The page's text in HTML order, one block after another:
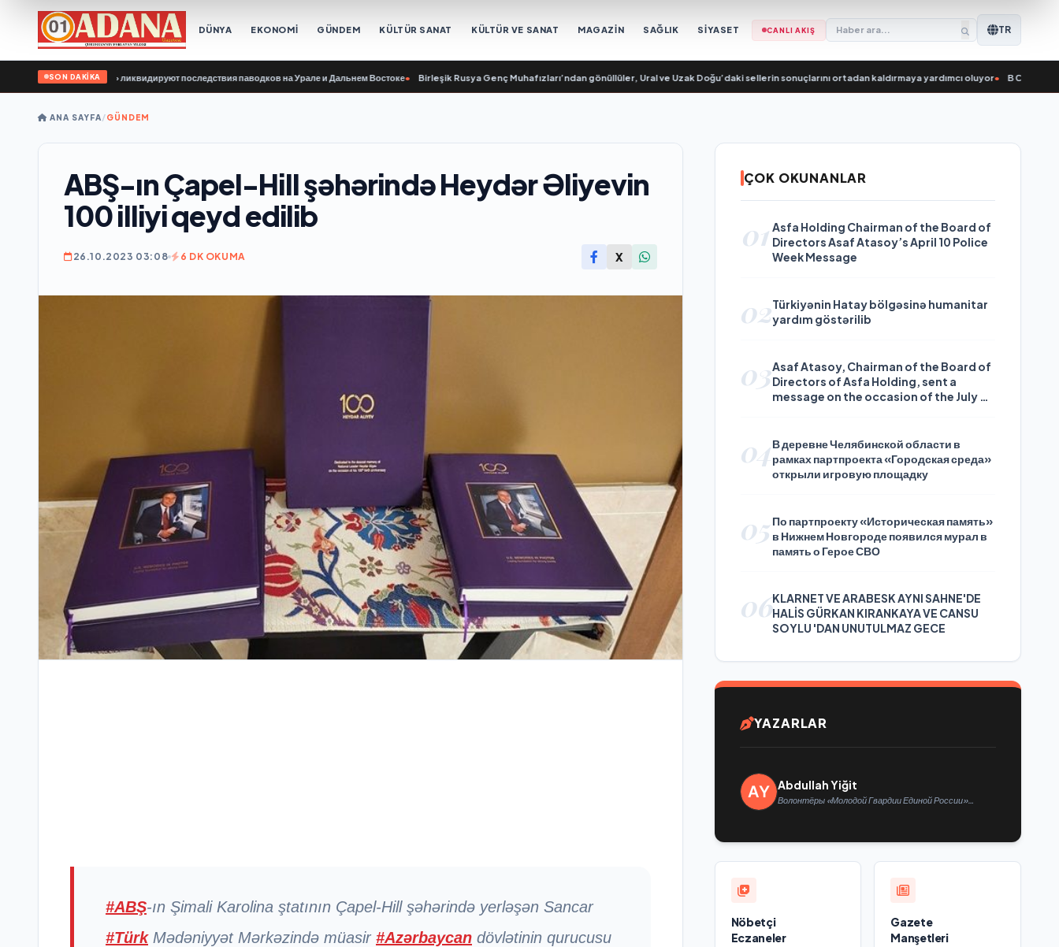
DÜNYA EKONOMİ GÜNDEM KÜLTÜR SANAT KÜLTÜR VE SANAT MAGAZİN SAĞLIK SİYASET CANLI AKIŞ TR
SON DAKİKA
Единой России» ликвидируют последствия паводков на Урале и Дальнем Востоке• Birleşik Rusya Genç Muhafızları’ndan gönüllüler, Ural ve Uzak Doğu’daki sellerin sonuçlarını ortadan kaldırmaya yardımcı oluyor• В Саратове по
ANA SAYFA/GÜNDEM
ABŞ-ın Çapel-Hill şəhərində Heydər Əliyevin
100 illiyi qeyd edilib
26.10.2023 03:08 6 DK OKUMA X
#ABŞ-ın Şimali Karolina ştatının Çapel-Hill şəhərində yerləşən Sancar
#TürkMədəniyyət Mərkəzində müasir #Azərbaycan dövlətinin qurucusu
ÇOK OKUNANLAR
01 Asfa Holding Chairman of the Board of
Directors Asaf Atasoy’s April 10 Police
Week Message
02Türkiyənin Hatay bölgəsinə humanitar
yardım göstərilib
03Asaf Atasoy, Chairman of the Board of
Directors of Asfa Holding, sent a
message on the occasion of the July 24
04В деревне Челябинской области в
рамках партпроекта «Городская среда»
открыли игровую площадку
05 По партпроекту «Историческая память»
в Нижнем Новгороде появился мурал в
память о Герое СВО
06KLARNET VE ARABESK AYNI SAHNE'DE
HALİS GÜRKAN KIRANKAYA VE CANSU
SOYLU 'DAN UNUTULMAZ GECE
YAZARLAR
Abdullah Yiğit
Волонтёры «Молодой Гвардии Единой России»
Nöbetçi
Eczaneler
Gazete
Manşetleri